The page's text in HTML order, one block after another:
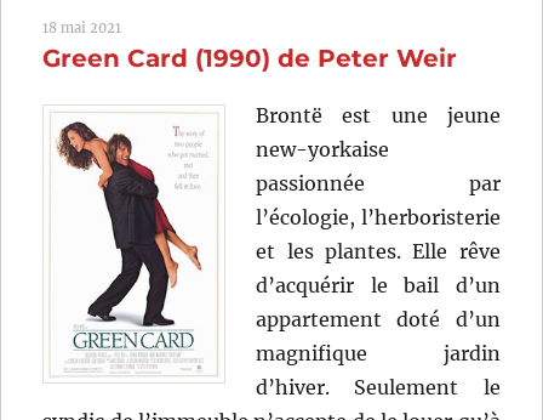
(2022)
Kirill
18 mai 2021
Green Card (1990) de Peter Weir
Brontë est une jeune
new-yorkaise
passionnée par
l’écologie, l’herboristerie
et les plantes. Elle rêve
d’acquérir le bail d’un
appartement doté d’un
magnifique jardin
d’hiver. Seulement le